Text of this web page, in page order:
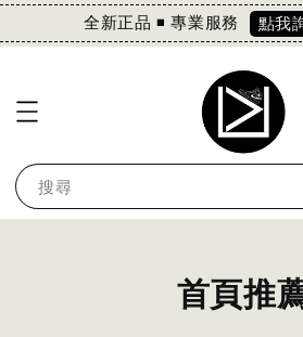
全新正品 ◾️ 專業服務 點我
搜尋
首頁推